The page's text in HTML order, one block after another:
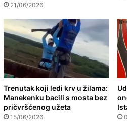
21/06/2026
Trenutak koji ledi krv u žilama:
Manekenku bacili s mosta bez
pričvršćenog užeta
15/06/2026